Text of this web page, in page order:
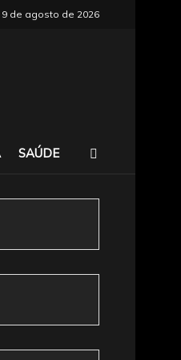
9 de agosto de 2026
SAÚDE